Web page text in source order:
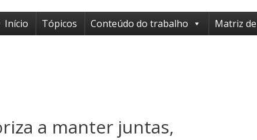
Início Tópicos Conteúdo do trabalho Matriz
a manter juntas,